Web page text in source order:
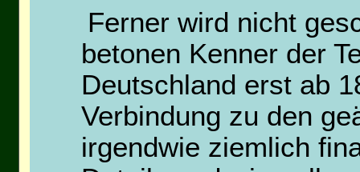
Ferner wird nicht
betonen Kenner der
Deutschland erst ab
Verbindung zu den
irgendwie ziemlich